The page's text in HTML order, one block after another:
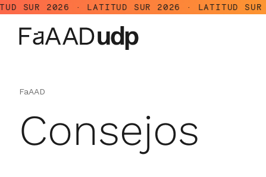
· LATITUD SUR 2026 · LATITUD SUR 2026 ·
FaAAD
Consejos